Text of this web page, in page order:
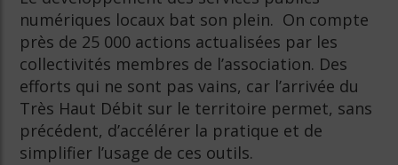
numériques locaux bat son plein. On compte
près de 25 000 actions actualisées par les
collectivités membres de l’association. Des
efforts qui ne sont pas vains, car l’arrivée du
Très Haut Débit sur le territoire permet, sans
précédent, d’accélérer la pratique et de
simplifier l’usage de ces outils.